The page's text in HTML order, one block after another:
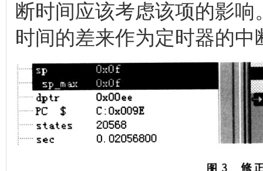
断时间应该考虑该项的影
时间的差来作为定时器的中